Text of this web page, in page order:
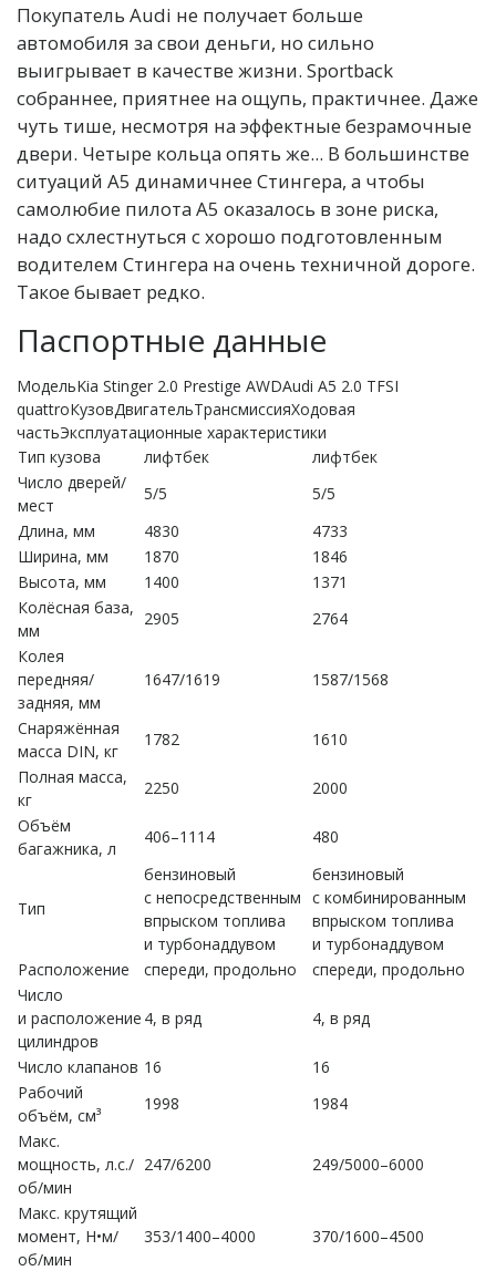
Покупатель Audi не получает больше
автомобиля за свои деньги, но сильно
выигрывает в качестве жизни. Sportback
собраннее, приятнее на ощупь, практичнее. Даже
чуть тише, несмотря на эффектные безрамочные
двери. Четыре кольца опять же... В большинстве
ситуаций A5 динамичнее Стингера, а чтобы
самолюбие пилота A5 оказалось в зоне риска,
надо схлестнуться с хорошо подготовленным
водителем Стингера на очень техничной дороге.
Такое бывает редко.
Паспортные данные
МодельKia Stinger 2.0 Prestige AWDAudi A5 2.0 TFSI
quattroКузовДвигательТрансмиссияХодовая
частьЭксплуатационные характеристики
Тип кузова
лифтбек
лифтбек
Число дверей/
мест
5/5
5/5
Длина, мм
4830
4733
Ширина, мм
1870
1846
Высота, мм
1400
1371
Колёсная база,
мм
2905
2764
Колея
передняя/
задняя, мм
1647/1619 1587/1568
Снаряжённая
масса DIN, кг
1782
1610
Полная масса,
кг
2250
2000
Объём
багажника, л
406–1114 480
Тип
бензиновый
с непосредственным
впрыском топлива
и турбонаддувом
бензиновый
с комбинированным
впрыском топлива
и турбонаддувом
Расположение
спереди, продольно
спереди, продольно
Число
и расположение
цилиндров
4, в ряд 4, в ряд
Число клапанов 16
16
Рабочий
объём, см³
1998
1984
Макс.
мощность, л.с./
об/мин
247/6200 249/5000–6000
Макс. крутящий
момент, Н•м/
об/мин
353/1400–4000 370/1600–4500